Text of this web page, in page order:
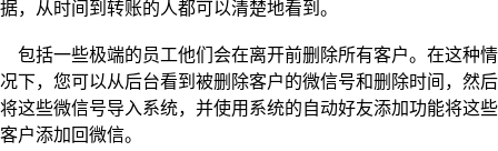
据，从时间到转账的人都可以清楚地看到。
包括一些极端的员工他们会在离开前删除所有客户。在这种情
况下，您可以从后台看到被删除客户的微信号和删除时间，然后
将这些微信号导入系统，并使用系统的自动好友添加功能将这些
客户添加回微信。